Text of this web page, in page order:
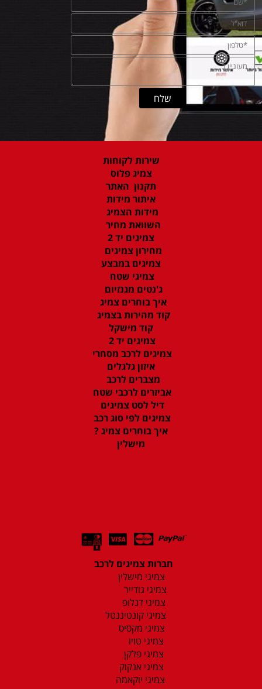
שירות לקוחות
צמיג פלוס
תקנון האתר
איתור מידות
מידות הצמיג
השוואת מחיר
צמיגים יד 2
מחירון צמיגים
צמיגים במבצע
צמיגי שטח
ג'נטים מגנזיום
איך בוחרים צמיג
קוד מהירות בצמיג
קוד מישקל
צמיגים יד 2
צמיגים לרכב מסחרי
איזון גלגלים
מצברים לרכב
אביזרים לרכבי שטח
דיל לסט צמיגים
צמיגים לפי סוג רכב
איך בוחרים צמיג ?
מישלין
חברות צמיגים לרכב
צמיגי מישלין
צמיגי גודייר
צמיגי דנלופ
צמיגי קונטיננטל
צמיגי מקסיס
צמיגי טויו
צמיגי פלקן
צמיגי אנקוק
צמיגי יוקאמה